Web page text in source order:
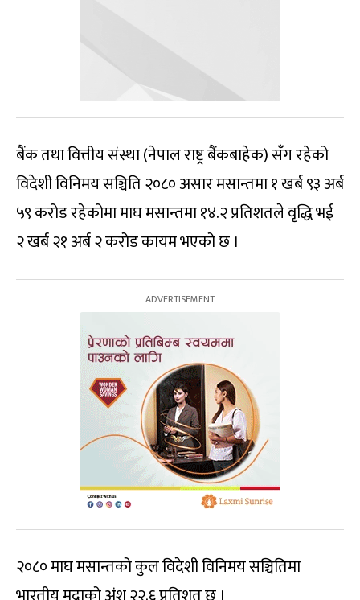
बैंक तथा वित्तीय संस्था (नेपाल राष्ट्र बैंकबाहेक) सँग रहेको
विदेशी विनिमय सञ्चिति २०८० असार मसान्तमा १ खर्ब ९३ अर्ब
५९ करोड रहेकोमा माघ मसान्तमा १४.२ प्रतिशतले वृद्धि भई
२ खर्ब २१ अर्ब २ करोड कायम भएको छ ।
२०८० माघ मसान्तको कुल विदेशी विनिमय सञ्चितिमा